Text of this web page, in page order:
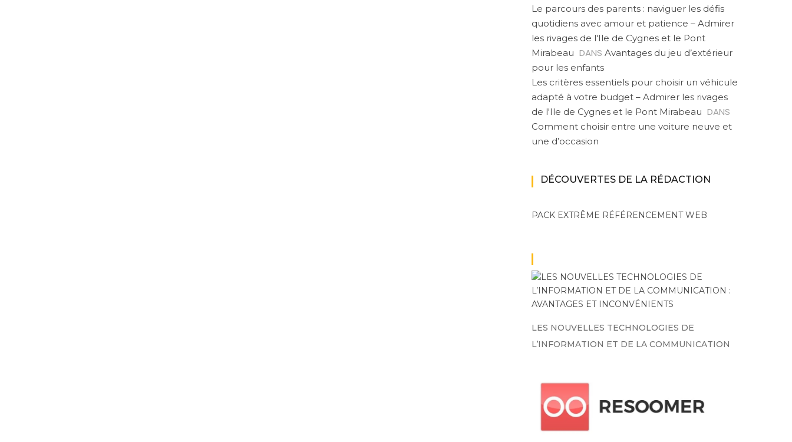
Le parcours des parents : naviguer les défis
quotidiens avec amour et patience – Admirer
les rivages de l'Ile de Cygnes et le Pont
Mirabeau DANS Avantages du jeu d’extérieur
pour les enfants
Les critères essentiels pour choisir un véhicule
adapté à votre budget – Admirer les rivages
de l'Ile de Cygnes et le Pont Mirabeau DANS
Comment choisir entre une voiture neuve et
une d’occasion
DÉCOUVERTES DE LA RÉDACTION
PACK EXTRÊME RÉFÉRENCEMENT WEB
LES NOUVELLES TECHNOLOGIES DE
L’INFORMATION ET DE LA COMMUNICATION